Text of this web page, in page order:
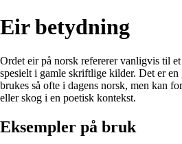
Eir betydning
Ordet eir på norsk refererer vanligvis til
spesielt i gamle skriftlige kilder. Det er en
brukes så ofte i dagens norsk, men kan
eller skog i en poetisk kontekst.
Eksempler på bruk